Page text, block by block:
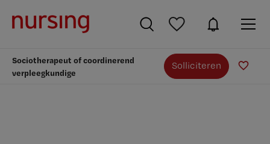
Sociotherapeut of coordinerend
verpleegkundige
Solliciteren